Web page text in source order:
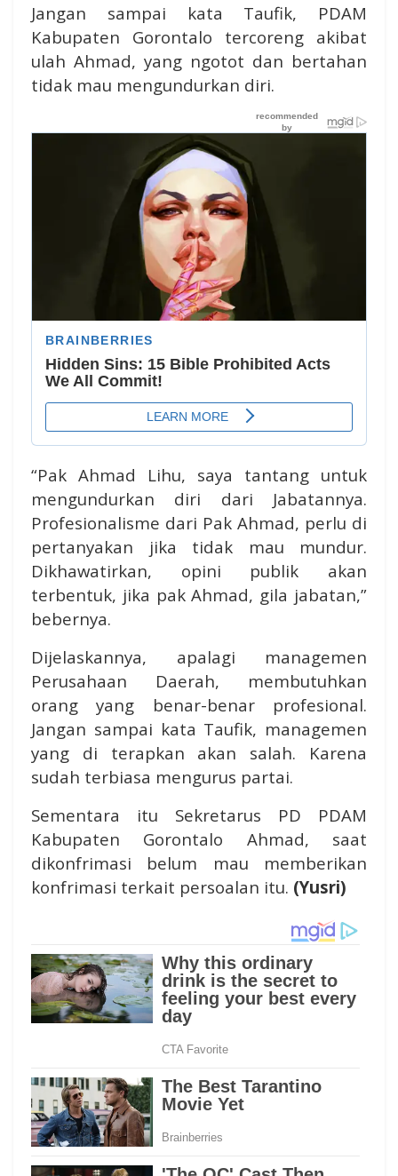
Jangan sampai kata Taufik, PDAM
Kabupaten Gorontalo tercoreng akibat
ulah Ahmad, yang ngotot dan bertahan
tidak mau mengundurkan diri.
“Pak Ahmad Lihu, saya tantang untuk
mengundurkan diri dari Jabatannya.
Profesionalisme dari Pak Ahmad, perlu di
pertanyakan jika tidak mau mundur.
Dikhawatirkan, opini publik akan
terbentuk, jika pak Ahmad, gila jabatan,”
bebernya.
Dijelaskannya, apalagi managemen
Perusahaan Daerah, membutuhkan
orang yang benar-benar profesional.
Jangan sampai kata Taufik, managemen
yang di terapkan akan salah. Karena
sudah terbiasa mengurus partai.
Sementara itu Sekretarus PD PDAM
Kabupaten Gorontalo Ahmad, saat
dikonfrimasi belum mau memberikan
konfrimasi terkait persoalan itu. (Yusri)